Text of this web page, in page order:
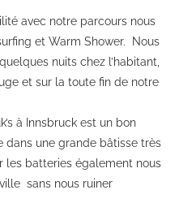
avec notre parcours nous
et Warm Shower. Nous
nuits chez l’habitant,
et sur la toute fin de notre
à Innsbruck est un bon
dans une grande bâtisse très
les batteries également nous
sans nous ruiner